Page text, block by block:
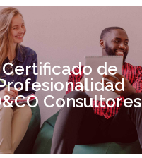
Certificado de
Consultores